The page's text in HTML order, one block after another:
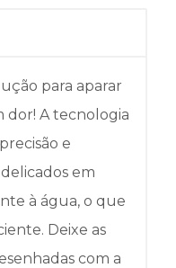
para aparar
dor! A tecnologia
e
em
à água, o que
Deixe as
com a